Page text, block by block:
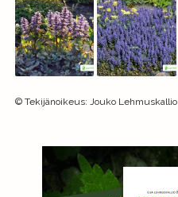
© Tekijänoikeus: Jouko Lehmuskallio